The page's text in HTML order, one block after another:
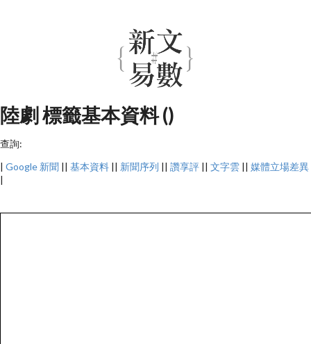
陸劇 標籤基本資料 ()
查詢:
| Google 新聞 || 基本資料 || 新聞序列 || 讚享評 || 文字雲 || 媒體立場差異
|